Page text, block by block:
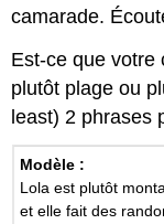
camarade.
Est-ce que votre
plutôt plage ou
least) 2 phrases
Modèle :
Lola est plutôt
et elle fait des